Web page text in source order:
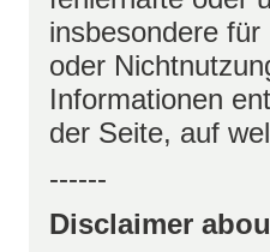
insbesondere
oder
Informationen
der Seite, auf
------
Disclaimer